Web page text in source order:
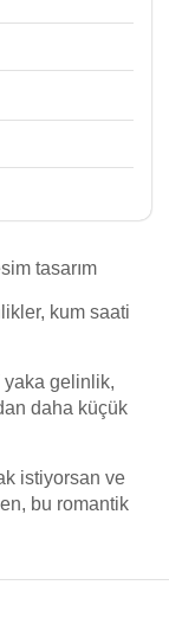
tasarım
kum saati
yaka gelinlik,
daha küçük
istiyorsan ve
bu romantik